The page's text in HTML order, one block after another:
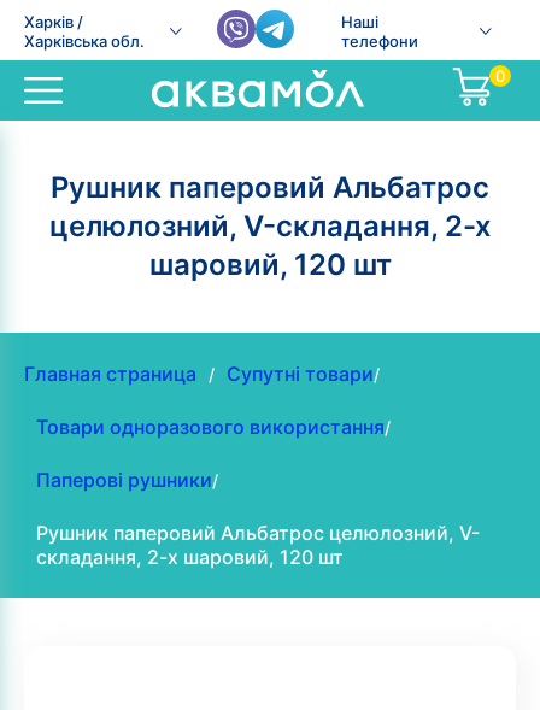
Харків /
Харківська обл.
Наші
телефони
0
Рушник паперовий Альбатрос
целюлозний, V-складання, 2-х
шаровий, 120 шт
Главная страница / Супутні товари/
Товари одноразового використання/
Паперові рушники/
Рушник паперовий Альбатрос целюлозний, V-
складання, 2-х шаровий, 120 шт